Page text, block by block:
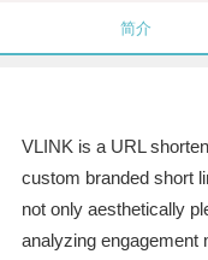
简介
VLINK is a URL
custom branded short
not only aesthetically
analyzing engagement